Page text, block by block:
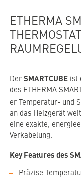
ETHERMA
Der SMARTCUBE ist
des ETHERMA
er Temperatur- und
an das Heizgerät
eine exakte,
Verkabelung.
Key Features des
Präzise